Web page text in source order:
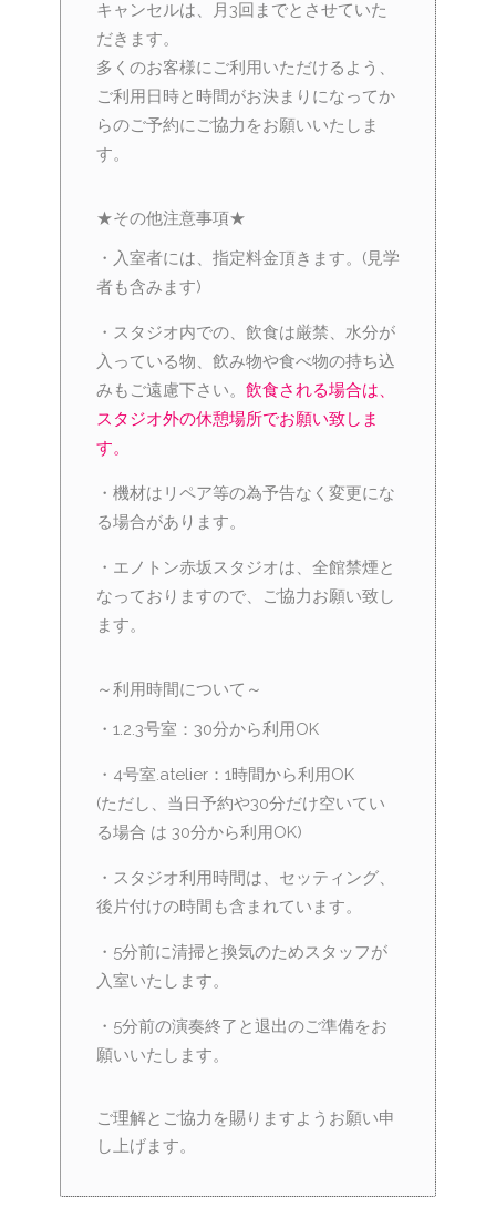
キャンセルは、月3回までとさせていた
だきます。
多くのお客様にご利用いただけるよう、
ご利用日時と時間がお決まりになってか
らのご予約にご協力をお願いいたしま
す。
★その他注意事項★
・入室者には、指定料金頂きます。(見学
者も含みます)
・スタジオ内での、飲食は厳禁、水分が
入っている物、飲み物や食べ物の持ち込
みもご遠慮下さい。 飲食される場合は、
スタジオ外の休憩場所でお願い致しま
す。
・機材はリペア等の為予告なく変更にな
る場合があります。
・エノトン赤坂スタジオは、全館禁煙と
なっておりますので、ご協力お願い致し
ます。
～利用時間について～
・1.2.3号室：30分から利用OK
・4号室.atelier：1時間から利用OK
(ただし、当日予約や30分だけ空いてい
る場合 は 30分から利用OK)
・スタジオ利用時間は、セッティング、
後片付けの時間も含まれています。
・5分前に清掃と換気のためスタッフが
入室いたします。
・5分前の演奏終了と退出のご準備をお
願いいたします。
ご理解とご協力を賜りますようお願い申
し上げます。